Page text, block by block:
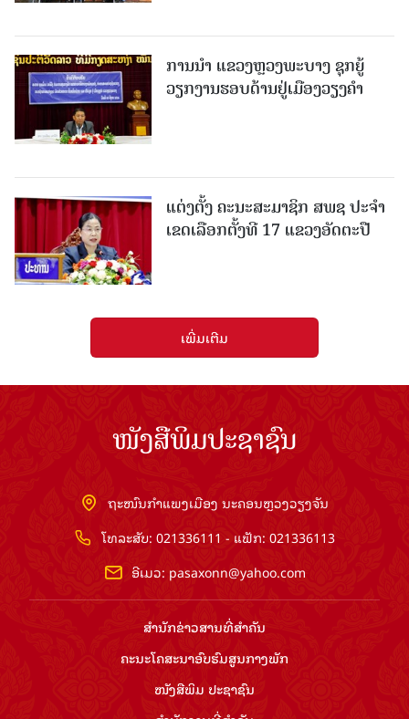
ການນຳ ແຂວງຫຼວງພະບາງ ຊຸກຍູ້
ວຽກງານຮອບດ້ານຢູ່ເມືອງວຽງຄໍາ
ແຕ່ງຕັ້ງ ຄະນະສະມາຊິກ ສພຊ ປະຈຳ
ເຂດເລືອກຕັ້ງທີ 17 ແຂວງອັດຕະປື
ເພີ່ມເຕີມ
ໜັງສືພິມປະຊາຊົນ
ຖະໜົນກຳແພງເມືອງ ນະຄອນຫຼວງວຽງຈັນ
ໂທລະສັບ: 021336111 - ແຟັກ: 021336113
ອີເມວ: pasaxonn@yahoo.com
ສຳ​ນັກ​ຂ່າວ​ສານ​ທີ່​ສຳ​ຄັນ​
ຄະນະໂຄສະນາອົບຮົມ​ສູນ​ກາງ​ພັກ
ໜັງສືພິມ ປະ​ຊາ​ຊົນ